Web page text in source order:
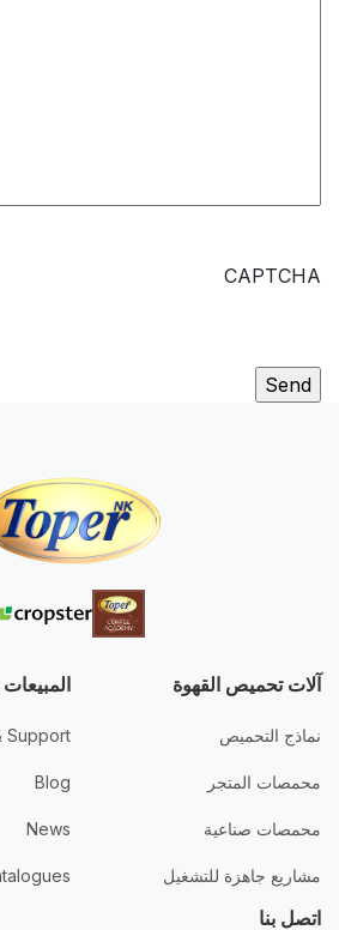
CAPTCHA
آلات تحميص القهوة
نماذج التحميص
محمصات المتجر
محمصات صناعية
مشاريع جاهزة للتشغيل
Support
Blog
News
اتصل بنا